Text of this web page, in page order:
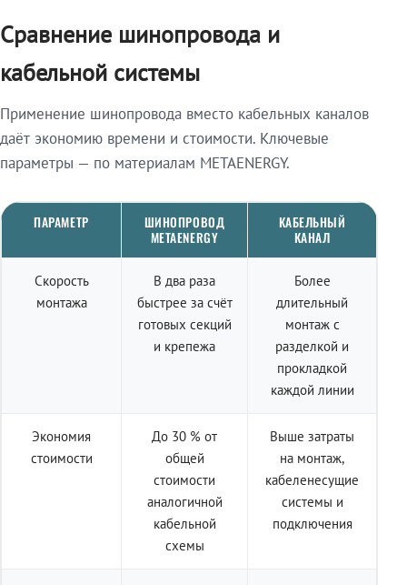
Сравнение шинопровода и
кабельной системы
Применение шинопровода вместо кабельных каналов
даёт экономию времени и стоимости. Ключевые
параметры — по материалам METAENERGY.
ПАРАМЕТР
ШИНОПРОВОД
METAENERGY
КАБЕЛЬНЫЙ
КАНАЛ
Скорость
монтажа
В два раза
быстрее за счёт
готовых секций
и крепежа
Более
длительный
монтаж с
разделкой и
прокладкой
каждой линии
Экономия
стоимости
До 30 % от
общей
стоимости
аналогичной
кабельной
схемы
Выше затраты
на монтаж,
кабеленесущие
системы и
подключения